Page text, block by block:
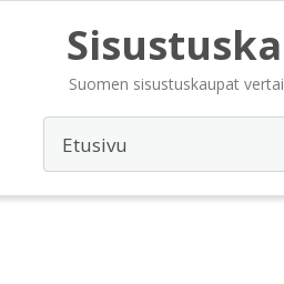
Suomen sisustuskaupat